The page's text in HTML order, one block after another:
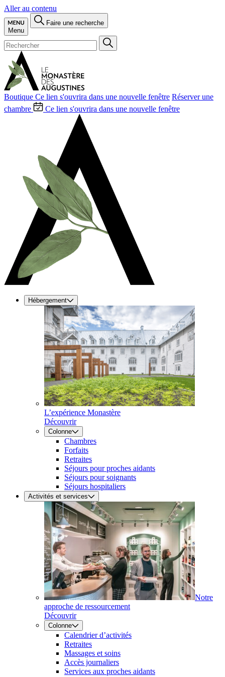
Aller au contenu
Menu
Faire une recherche
Boutique Ce lien s'ouvrira dans une nouvelle fenêtre Réserver une
chambre
Ce lien s'ouvrira dans une nouvelle fenêtre
Hébergement
L’expérience Monastère
Découvrir
Colonne
Chambres
Forfaits
Retraites
Séjours pour proches aidants
Séjours pour soignants
Séjours hospitaliers
Activités et services
Notre
approche de ressourcement
Découvrir
Colonne
Calendrier d’activités
Retraites
Massages et soins
Accès journaliers
Services aux proches aidants